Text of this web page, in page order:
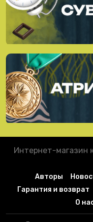
Интернет-магазин
Авторы
Гарантия и возврат
О